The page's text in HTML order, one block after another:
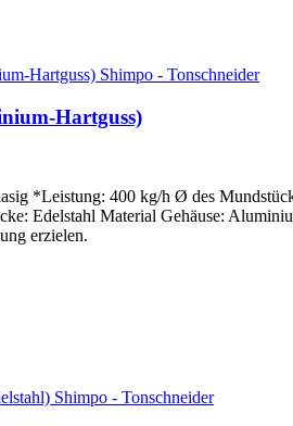
Hartguss)
*Leistung: 400 kg/h Ø des
Edelstahl Material Gehäuse:
erzielen.